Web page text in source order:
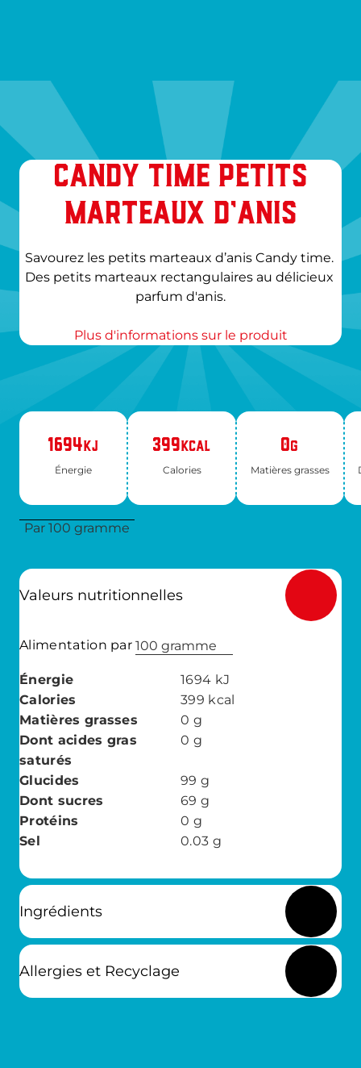
CANDY TIME PETITS
MARTEAUX D’ANIS
Savourez les petits marteaux d’anis Candy time.
Des petits marteaux rectangulaires au délicieux
parfum d'anis.
Plus d'informations sur le produit
1694KJ
Éner­gie
399KCAL
Ca­lo­ries
0G
Ma­tières grasses
Par 100 gramme
Valeurs nutritionnelles
Alimentation par 100 gramme
Énergie 1694 kJ
Calories
399 kcal
Matières grasses
0 g
Dont acides gras
saturés
0 g
Glucides 99 g
Dont sucres
69 g
Protéins
0 g
Sel
0.03 g
Ingrédients
Allergies et Recyclage